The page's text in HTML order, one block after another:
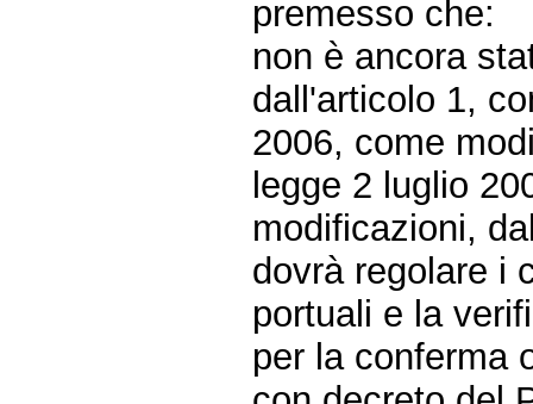
premesso che:
non è ancora
dall'articolo 1,
2006, come
legge 2 luglio
modificazioni,
dovrà regolare i
portuali e la
per la conferma